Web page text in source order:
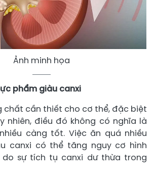
Ảnh minh họa
phẩm giàu canxi
chất cần thiết cho cơ thể, đặc biệt
nhiên, điều đó không có nghĩa là
càng tốt. Việc ăn quá nhiều
canxi có thể tăng nguy cơ hình
sự tích tụ canxi dư thừa trong